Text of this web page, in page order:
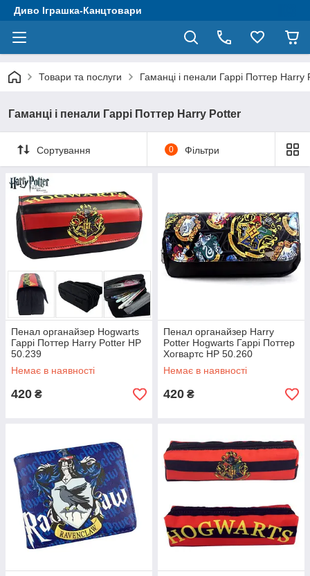
Диво Іграшка-Канцтовари
Товари та послуги Гаманці і пенали Гаррі Поттер Harry
Гаманці і пенали Гаррі Поттер Harry Potter
Сортування 0 Фільтри
Пенал органайзер Hogwarts
Гаррі Поттер Harry Potter HP
50.239
Немає в наявності
420 ₴
Пенал органайзер Harry
Potter Hogwarts Гаррі Поттер
Хогвартс HP 50.260
Немає в наявності
420 ₴